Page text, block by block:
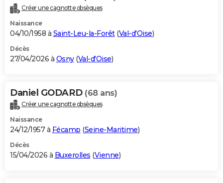
Créer une cagnotte obsèques
Naissance
04/10/1958 à Saint-Leu-la-Forêt(Val-d'Oise)
Décès
27/04/2026 à Osny(Val-d'Oise)
Daniel GODARD (68 ans)
Créer une cagnotte obsèques
Naissance
24/12/1957 à Fécamp (Seine-Maritime)
Décès
15/04/2026 à Buxerolles (Vienne)